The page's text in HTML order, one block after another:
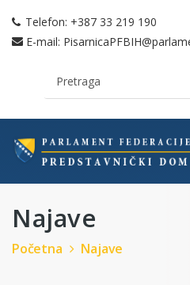
Telefon: +387 33 219 190
E-mail:
Najave
Početna Najave